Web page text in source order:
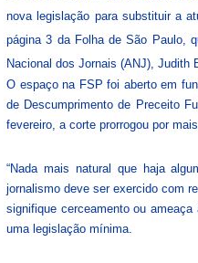
nova legislação para substituir a
página 3 da Folha de São Paulo,
Nacional dos Jornais (ANJ), Judith
O espaço na FSP foi aberto em
de Descumprimento de Preceito
fevereiro, a corte prorrogou por
“Nada mais natural que haja
jornalismo deve ser exercido com
signifique cerceamento ou
uma legislação mínima.